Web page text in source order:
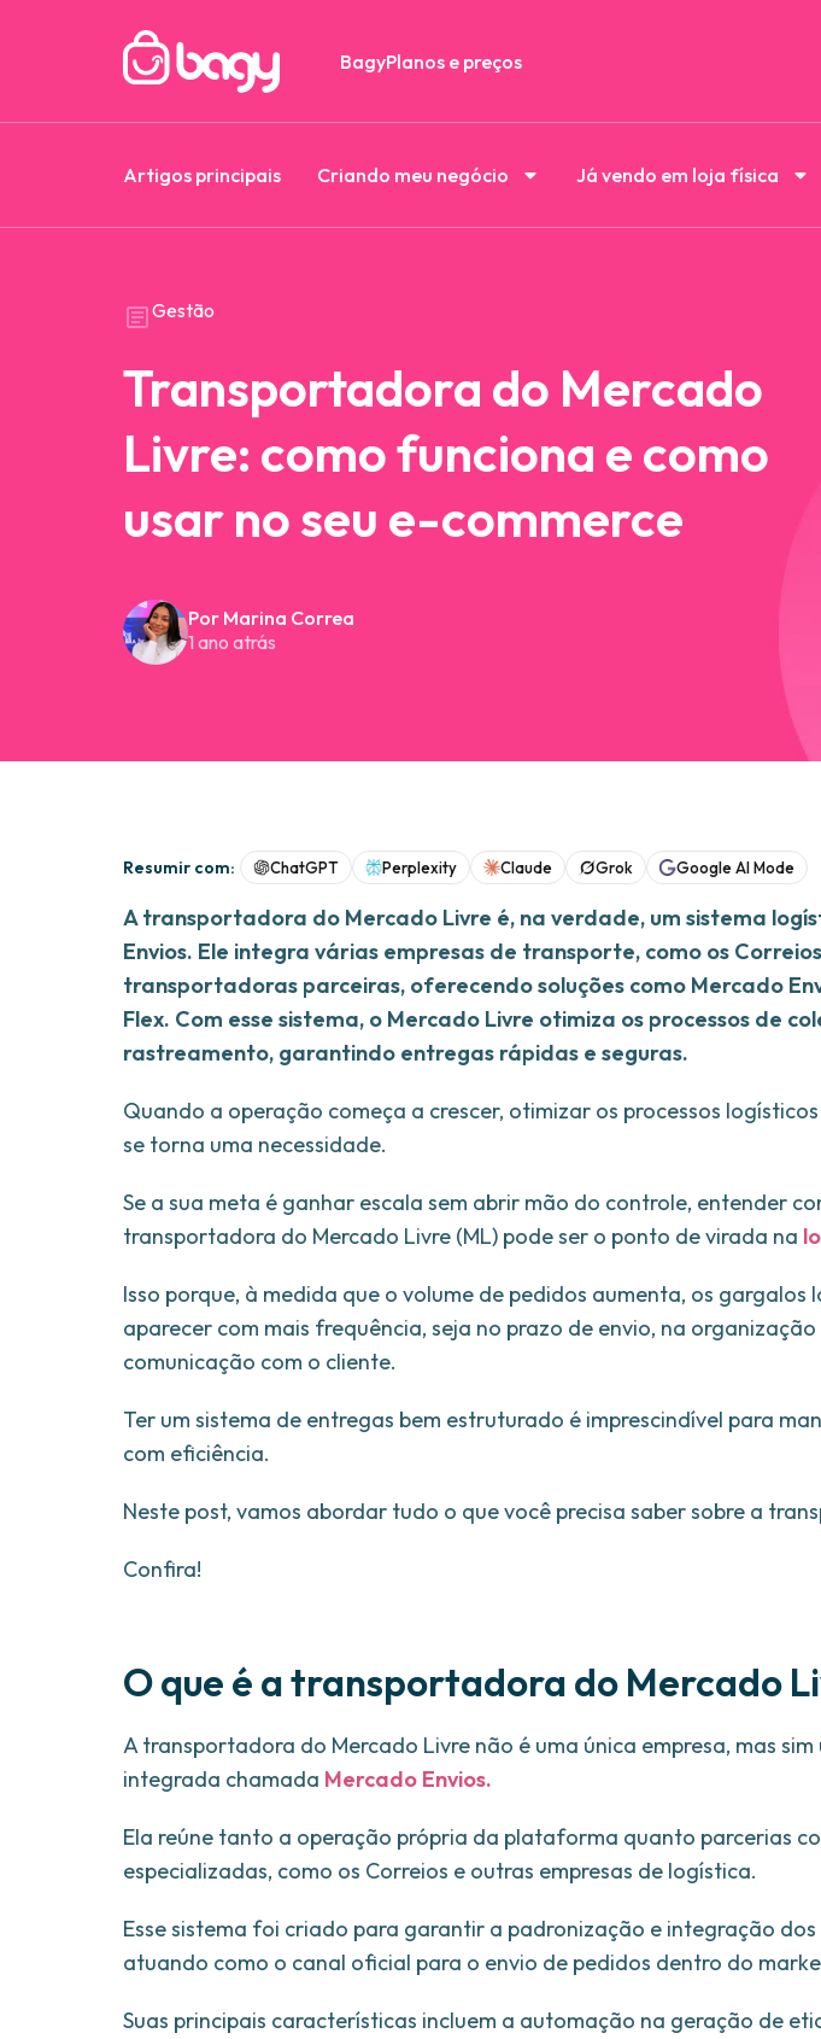
BagyPlanos e preços
Artigos principais Criando meu negócio Já vendo em loja física
Gestão
Transportadora do Mercado
Livre: como funciona e como
usar no seu e-commerce
Por Marina Correa
1 ano atrás
Resumir com: ChatGPT Perplexity Claude Grok Google AI Mode
A transportadora do Mercado Livre é, na verdade, um sistema
Envios. Ele integra várias empresas de transporte, como os
transportadoras parceiras, oferecendo soluções como Mercado
Flex. Com esse sistema, o Mercado Livre otimiza os processos de
rastreamento, garantindo entregas rápidas e seguras.
Quando a operação começa a crescer, otimizar os processos
se torna uma necessidade.
Se a sua meta é ganhar escala sem abrir mão do controle, entender
transportadora do Mercado Livre (ML) pode ser o ponto de virada na
Isso porque, à medida que o volume de pedidos aumenta, os gargalos
aparecer com mais frequência, seja no prazo de envio, na
comunicação com o cliente.
Ter um sistema de entregas bem estruturado é imprescindível para
com eficiência.
Neste post, vamos abordar tudo o que você precisa saber sobre a
Confira!
O que é a transportadora do Mercado
A transportadora do Mercado Livre não é uma única empresa, mas
integrada chamada Mercado Envios.
Ela reúne tanto a operação própria da plataforma quanto parcerias
especializadas, como os Correios e outras empresas de logística.
Esse sistema foi criado para garantir a padronização e integração dos
atuando como o canal oficial para o envio de pedidos dentro do
Suas principais características incluem a automação na geração de